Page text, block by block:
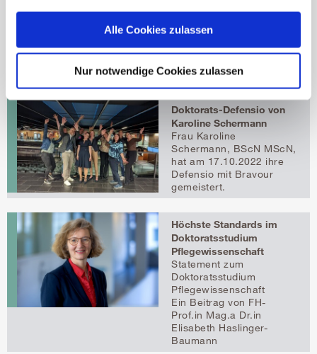
Alle Cookies zulassen
Nur notwendige Cookies zulassen
Doktorats-Studium,
insbesondere am
Pflegewissenschaft.
Doktorats-Defensio von
Karoline Schermann
Frau Karoline
Schermann, BScN MScN,
hat am 17.10.2022 ihre
Defensio mit Bravour
gemeistert.
Höchste Standards im
Doktoratsstudium
Pflegewissenschaft
Statement zum
Doktoratsstudium
Pflegewissenschaft
Ein Beitrag von FH-
Prof.in Mag.a Dr.in
Elisabeth Haslinger-
Baumann